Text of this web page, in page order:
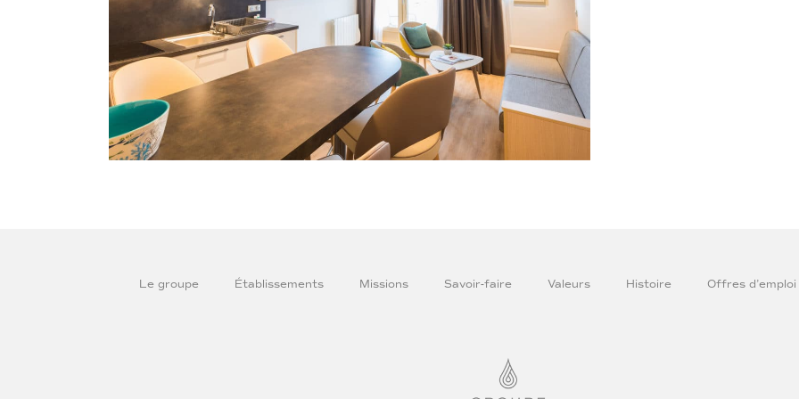
Le groupe Établissements Missions Savoir-faire Valeurs Histoire Offres d’emploi